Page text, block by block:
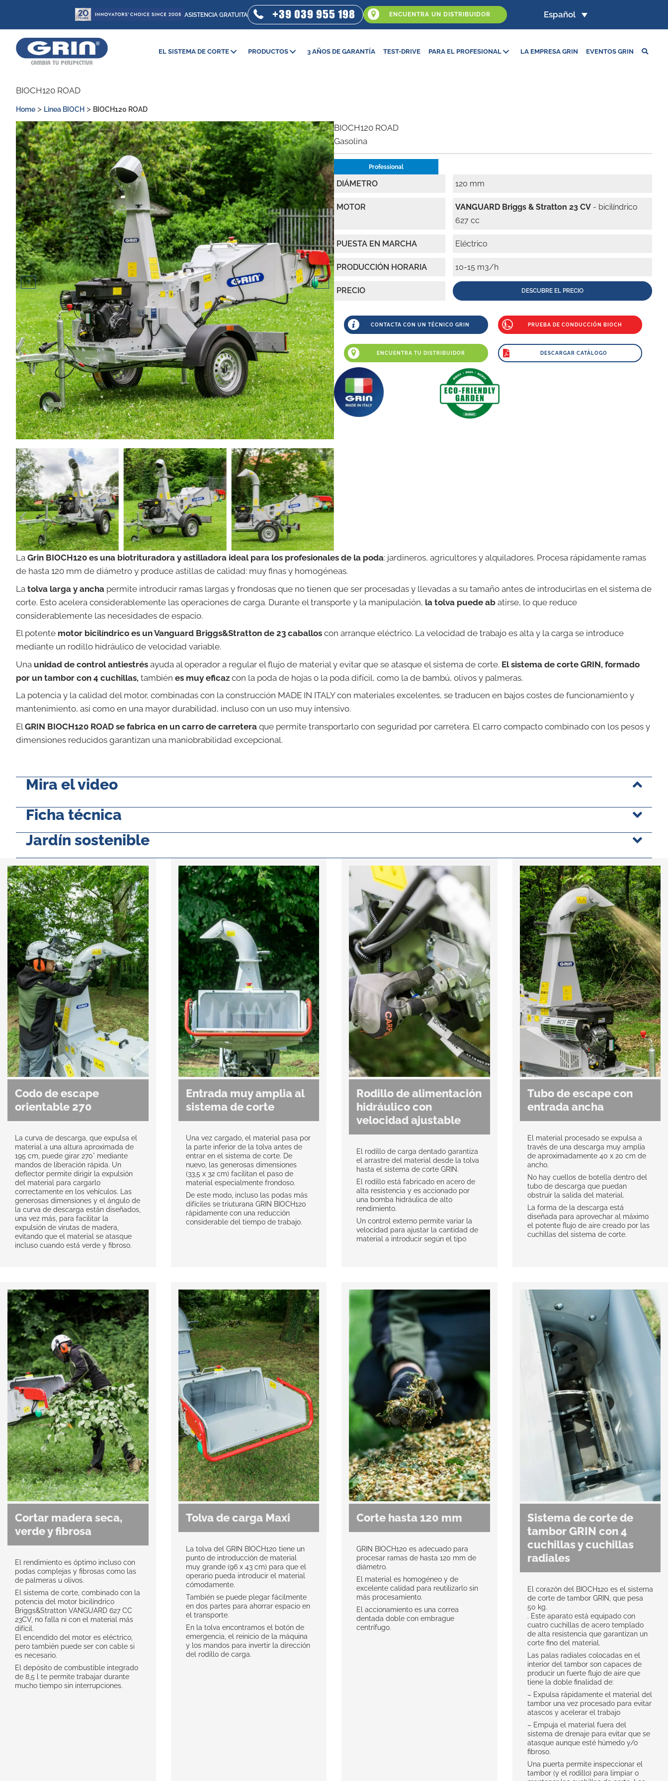
ASISTENCIA GRATUITA +39 039 955 198 ENCUENTRA UN DISTRIBUIDOR Eventos Español
EL SISTEMA DE CORTE PRODUCTOS 3 AÑOS DE GARANTÍA TEST-DRIVE PARA EL PROFESIONAL LA EMPRESA GRIN EVENTOS GRIN
BIOCH120 ROAD
Home > Linea BIOCH > BIOCH120 ROAD
BIOCH120 ROAD
Gasolina
Professional
DIÁMETRO 120 mm
MOTOR VANGUARD Briggs & Stratton 23 CV - bicilíndrico
627 cc
PUESTA EN MARCHA Eléctrico
PRODUCCIÓN HORARIA 10-15 m3/h
PRECIO DESCUBRE EL PRECIO
CONTACTA CON UN TÉCNICO GRIN
ENCUENTRA TU DISTRIBUIDOR
PRUEBA DE CONDUCCIÓN BIOCH
DESCARGAR CATÁLOGO
La Grin BIOCH120 es una biotrituradora y astilladora ideal para los profesionales de la poda: jardineros, agricultores y alquiladores. Procesa rápidamente ramas
de hasta 120 mm de diámetro y produce astillas de calidad: muy finas y homogéneas.
La tolva larga y ancha permite introducir ramas largas y frondosas que no tienen que ser procesadas y llevadas a su tamaño antes de introducirlas en el sistema de
corte. Esto acelera considerablemente las operaciones de carga. Durante el transporte y la manipulación, la tolva puede ab atirse, lo que reduce
considerablemente las necesidades de espacio.
El potente motor bicilíndrico es un Vanguard Briggs&Stratton de 23 caballos con arranque eléctrico. La velocidad de trabajo es alta y la carga se introduce
mediante un rodillo hidráulico de velocidad variable.
Una unidad de control antiestrés ayuda al operador a regular el flujo de material y evitar que se atasque el sistema de corte. El sistema de corte GRIN, formado
por un tambor con 4 cuchillas, también es muy eficaz con la poda de hojas o la poda difícil, como la de bambú, olivos y palmeras.
La potencia y la calidad del motor, combinadas con la construcción MADE IN ITALY con materiales excelentes, se traducen en bajos costes de funcionamiento y
mantenimiento, así como en una mayor durabilidad, incluso con un uso muy intensivo.
El GRIN BIOCH120 ROAD se fabrica en un carro de carretera que permite transportarlo con seguridad por carretera. El carro compacto combinado con los pesos y
dimensiones reducidos garantizan una maniobrabilidad excepcional.
Mira el video
Ficha técnica
Jardín sostenible
Codo de escape
orientable 270
La curva de descarga, que expulsa el
material a una altura aproximada de
195 cm, puede girar 270° mediante
mandos de liberación rápida. Un
deflector permite dirigir la expulsión
del material para cargarlo
correctamente en los vehículos. Las
generosas dimensiones y el ángulo de
la curva de descarga están diseñados,
una vez más, para facilitar la
expulsión de virutas de madera,
evitando que el material se atasque
incluso cuando está verde y fibroso.
Entrada muy amplia al
sistema de corte
Una vez cargado, el material pasa por
la parte inferior de la tolva antes de
entrar en el sistema de corte. De
nuevo, las generosas dimensiones
(33,5 x 32 cm) facilitan el paso de
material especialmente frondoso.
De este modo, incluso las podas más
difíciles se triuturana GRIN BIOCH120
rápidamente con una reducción
considerable del tiempo de trabajo.
Rodillo de alimentación
hidráulico con
velocidad ajustable
El rodillo de carga dentado garantiza
el arrastre del material desde la tolva
hasta el sistema de corte GRIN.
El rodillo está fabricado en acero de
alta resistencia y es accionado por
una bomba hidráulica de alto
rendimiento.
Un control externo permite variar la
velocidad para ajustar la cantidad de
material a introducir según el tipo
Tubo de escape con
entrada ancha
El material procesado se expulsa a
través de una descarga muy amplia
de aproximadamente 40 x 20 cm de
ancho.
No hay cuellos de botella dentro del
tubo de descarga que puedan
obstruir la salida del material.
La forma de la descarga está
diseñada para aprovechar al máximo
el potente flujo de aire creado por las
cuchillas del sistema de corte.
Cortar madera seca,
verde y fibrosa
El rendimiento es óptimo incluso con
podas complejas y fibrosas como las
de palmeras u olivos.
El sistema de corte, combinado con la
potencia del motor bicilíndrico
Briggs&Stratton VANGUARD 627 CC
23CV, no falla ni con el material más
difícil.
El encendido del motor es eléctrico,
pero también puede ser con cable si
es necesario.
El depósito de combustible integrado
de 8,5 l te permite trabajar durante
mucho tiempo sin interrupciones.
Tolva de carga Maxi
La tolva del GRIN BIOCH120 tiene un
punto de introducción de material
muy grande (96 x 43 cm) para que el
operario pueda introducir el material
cómodamente.
También se puede plegar fácilmente
en dos partes para ahorrar espacio en
el transporte.
En la tolva encontramos el botón de
emergencia, el reinicio de la máquina
y los mandos para invertir la dirección
del rodillo de carga.
Corte hasta 120 mm
GRIN BIOCH120 es adecuado para
procesar ramas de hasta 120 mm de
diámetro.
El material es homogéneo y de
excelente calidad para reutilizarlo sin
más procesamiento.
El accionamiento es una correa
dentada doble con embrague
centrífugo.
Sistema de corte de
tambor GRIN con 4
cuchillas y cuchillas
radiales
El corazón del BIOCH120 es el sistema
de corte de tambor GRIN, que pesa
50 kg.
. Este aparato está equipado con
cuatro cuchillas de acero templado
de alta resistencia que garantizan un
corte fino del material.
Las palas radiales colocadas en el
interior del tambor son capaces de
producir un fuerte flujo de aire que
tiene la doble finalidad de:
– Expulsa rápidamente el material del
tambor una vez procesado para evitar
atascos y acelerar el trabajo
– Empuja el material fuera del
sistema de drenaje para evitar que se
atasque aunque esté húmedo y/o
fibroso.
Una puerta permite inspeccionar el
tambor (y el rodillo) para limpiar o